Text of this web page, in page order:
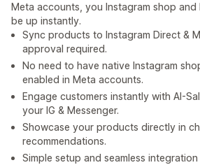
Meta accounts, you Instagram shop and
be up instantly.
Sync products to Instagram Direct &
approval required.
No need to have native Instagram
enabled in Meta accounts.
Engage customers instantly with AI-
your IG & Messenger.
Showcase your products directly in
recommendations.
Simple setup and seamless